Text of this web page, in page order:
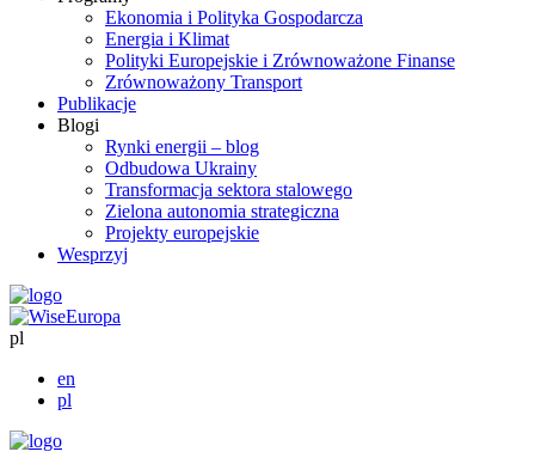
Ekonomia i Polityka Gospodarcza
Energia i Klimat
Polityki Europejskie i Zrównoważone Finanse
Zrównoważony Transport
Publikacje
Blogi
Rynki energii – blog
Odbudowa Ukrainy
Transformacja sektora stalowego
Zielona autonomia strategiczna
Projekty europejskie
Wesprzyj
pl
en
pl